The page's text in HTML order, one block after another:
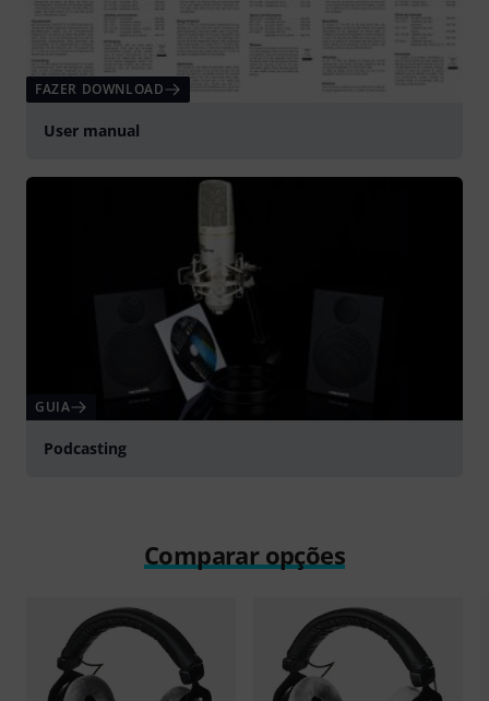
FAZER DOWNLOAD
User manual
GUIA
Podcasting
Comparar opções